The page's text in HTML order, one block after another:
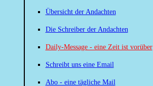
Übersicht der Andachten
Die Schreiber der Andachten
Daily-Message - eine Zeit ist vorüber
Schreibt uns eine Email
Abo - eine tägliche Mail